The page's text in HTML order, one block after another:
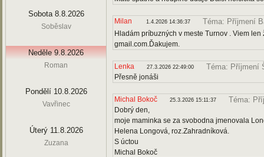
Sobota 8.8.2026
Soběslav
Neděle 9.8.2026
Roman
Pondělí 10.8.2026
Vavřinec
Úterý 11.8.2026
Zuzana
Milan 1.4.2026 14:36:37 Téma: Příjmení
Hladám príbuzných v meste Turnov . Viem
gmail.com.Ďakujem.
Lenka 27.3.2026 22:49:00 Téma: Příjmení
Přesně jonáši
Michal Bokoč 25.3.2026 15:11:37 Téma:
Dobrý den,
moje maminka se za svobodna jmenovala
Helena Longová, roz.Zahradníková.
S úctou
Michal Bokoč